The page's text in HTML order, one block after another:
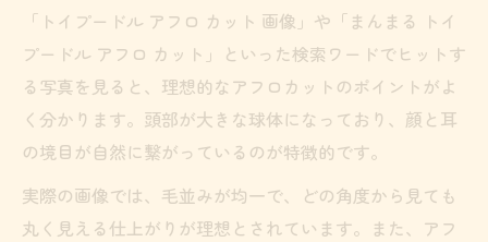
「トイプードル アフロ カット 画像」や「まんまる トイ
プードル アフロ カット」といった検索ワードでヒットす
る写真を見ると、理想的なアフロカットのポイントがよ
く分かります。頭部が大きな球体になっており、顔と耳
の境目が自然に繋がっているのが特徴的です。
実際の画像では、毛並みが均一で、どの角度から見ても
丸く見える仕上がりが理想とされています。また、アフ